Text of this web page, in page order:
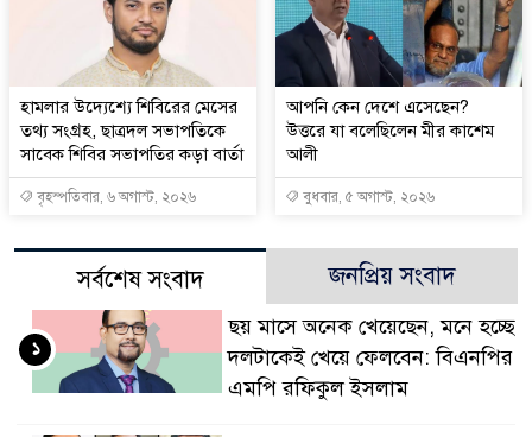
হামলার উদ্যেশ্যে শিবিরের মেসের
তথ্য সংগ্রহ, ছাত্রদল সভাপতিকে
সাবেক শিবির সভাপতির কড়া বার্তা
বৃহস্পতিবার, ৬ অগাস্ট, ২০২৬
আপনি কেন দেশে এসেছেন?
উত্তরে যা বলেছিলেন মীর কাশেম
আলী
বুধবার, ৫ অগাস্ট, ২০২৬
সর্বশেষ সংবাদ জনপ্রিয় সংবাদ
ছয় মাসে অনেক খেয়েছেন, মনে হচ্ছে
দলটাকেই খেয়ে ফেলবেন: বিএনপির
এমপি রফিকুল ইসলাম
১